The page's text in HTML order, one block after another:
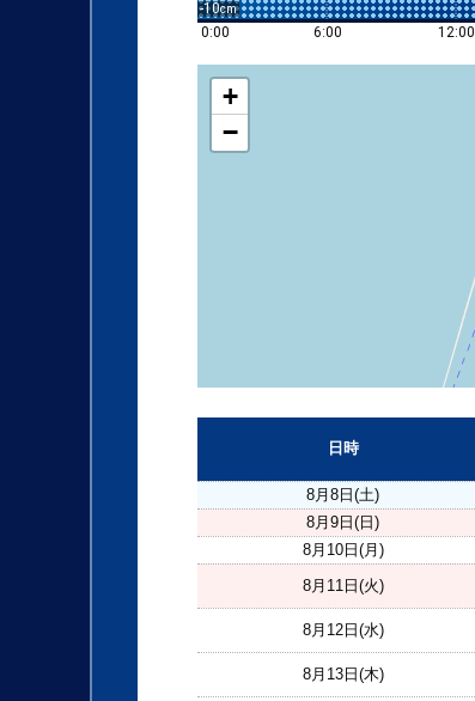
-10
0:00
6:00 12:00
+
−
日時
8月8日(土)
8月9日(日)
8月10日(月)
8月11日(火)
8月12日(水)
8月13日(木)